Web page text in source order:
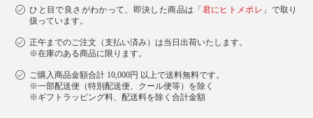
ひと目で良さがわかって、即決した商品は「君にヒトメボレ 」で取り
扱っています。
正午までのご注文（支払い済み）は当日出荷いたします。
※在庫のある商品に限ります。
ご購入商品金額合計 10,000円 以上で送料無料です。
※一部配送便（特別配送便、クール便等）を除く
※ギフトラッピング料、配送料を除く合計金額